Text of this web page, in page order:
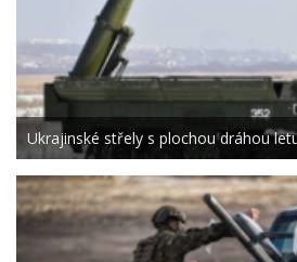
Ukrajinské střely s plochou dráhou